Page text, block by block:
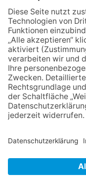
06.08.2026
06.08.2026
06.08.2026